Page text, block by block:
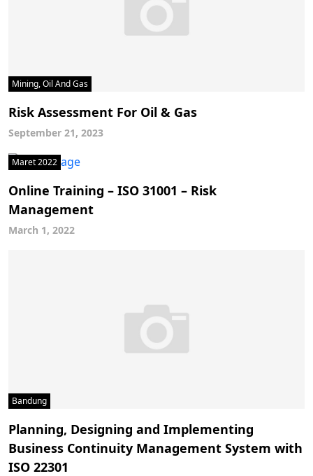
Mining, Oil And Gas
Risk Assessment For Oil & Gas
September 21, 2023
Maret 2022
Online Training – ISO 31001 – Risk
Management
March 1, 2022
Bandung
Planning, Designing and Implementing
Business Continuity Management System with
ISO 22301